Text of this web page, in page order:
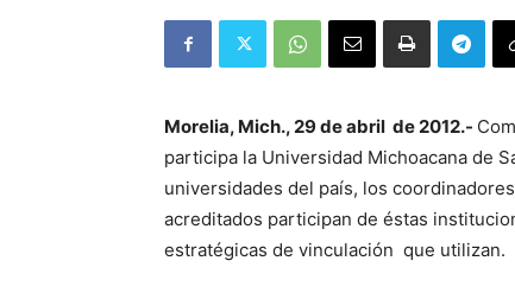
Morelia, Mich., 29 de abril de 2012.-
participa la Universidad Michoacana de
universidades del país, los
acreditados participan de éstas
estratégicas de vinculación que utilizan.